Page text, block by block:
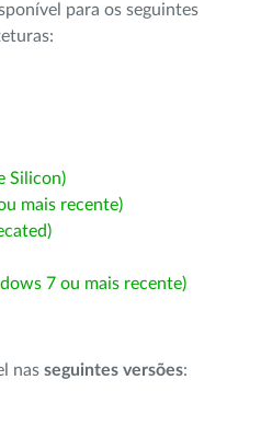
para os seguintes
Silicon)
mais recente)
7 ou mais recente)
nas seguintes versões: